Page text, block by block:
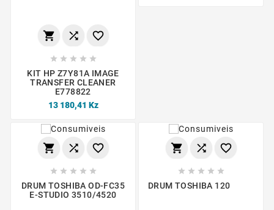
  
    
KIT HP Z7Y81A IMAGE
TRANSFER CLEANER
E778822
13 180,41 Kz
  
    
DRUM TOSHIBA OD-FC35
E-STUDIO 3510/4520
  
    
DRUM TOSHIBA 120